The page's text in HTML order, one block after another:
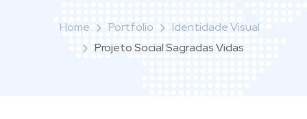
Home Portfolio
Identidade Visual
Projeto Social Sagradas Vidas